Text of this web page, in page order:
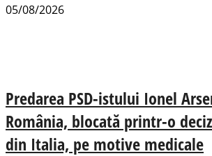
05/08/2026
Predarea PSD-istului Ionel
România, blocată printr-o
din Italia, pe motive medicale